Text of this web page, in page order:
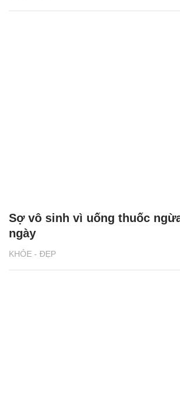
KHỎE - ĐẸP
Sợ vô sinh vì uống thuốc
ngày